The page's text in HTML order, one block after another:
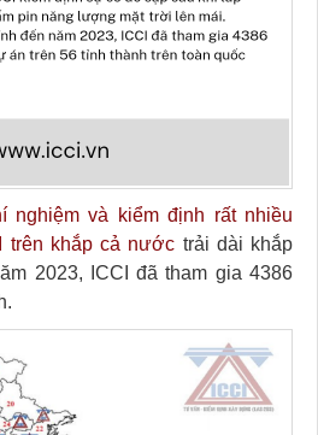
nghiệm và kiểm định rất nhiều
trên khắp cả nước trải dài khắp
2023, ICCI đã tham gia 4386